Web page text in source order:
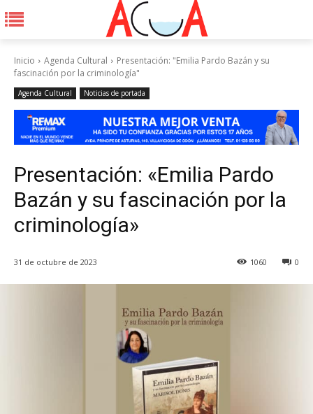
Inicio Agenda Cultural
Presentación: "Emilia Pardo Bazán y su
fascinación por la criminología"
Agenda Cultural Noticias de portada
Presentación: «Emilia Pardo
Bazán y su fascinación por la
criminología»
31 de octubre de 2023 0
1060